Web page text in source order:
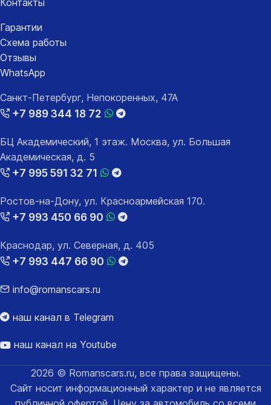
Контакты
Гарантии
Схема работы
Отзывы
WhatsApp
Санкт-Петербург, Непокоренных, 47А
+7 989 344 18 72
БЦ Академический, 1 этаж. Москва, ул. Большая
Академическая, д. 5
+7 995 591 32 71
Ростов-на-Дону, ул. Красноармейская 170.
+7 993 450 66 90
Краснодар, ул. Северная, д. 405
+7 993 447 66 90
info@romanscars.ru
наш канал в Telegram
наш канал на Youtube
2026 © Romanscars.ru, все права защищены.
Сайт носит информационный характер и не является